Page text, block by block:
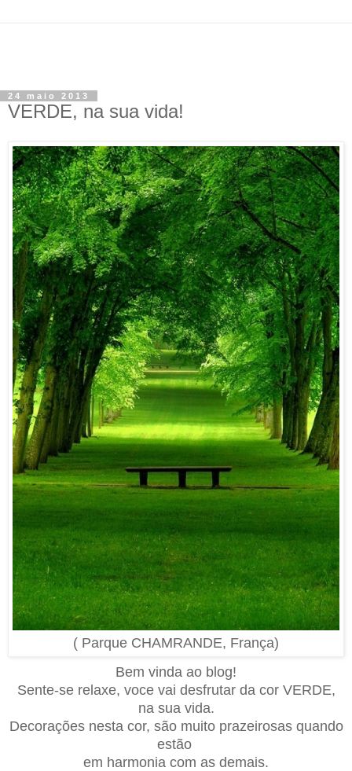
24 maio 2013
VERDE, na sua vida!
( Parque CHAMRANDE, França)
Bem vinda ao blog!
Sente-se relaxe, voce vai desfrutar da cor VERDE,
na sua vida.
Decorações nesta cor, são muito prazeirosas quando
estão
em harmonia com as demais.